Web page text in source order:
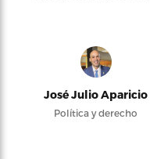
José Julio Aparicio
Política y derecho